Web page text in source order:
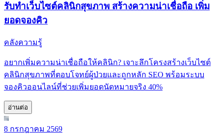
รับทำเว็บไซต์คลินิกสุขภาพ สร้างความน่าเชื่อถือ เพิ่ม
ยอดจองคิว
คลังความรู้
อยากเพิ่มความน่าเชื่อถือให้คลินิก? เจาะลึกโครงสร้างเว็บไซต์
คลินิกสุขภาพที่ตอบโจทย์ผู้ป่วยและถูกหลัก SEO พร้อมระบบ
จองคิวออนไลน์ที่ช่วยเพิ่มยอดนัดหมายจริง 40%
อ่านต่อ
8 กรกฎาคม 2569